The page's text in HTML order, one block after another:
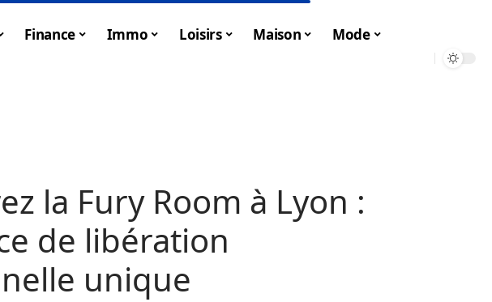
Finance Immo Loisirs Maison Mode
la Fury Room à Lyon :
de libération
unique